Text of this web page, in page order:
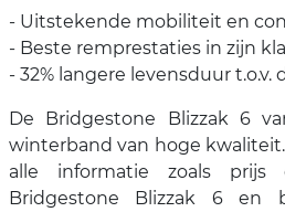
- Uitstekende mobiliteit en
- Beste remprestaties in zijn
- 32% langere levensduur t.o.v.
De Bridgestone Blizzak 6
winterband van hoge
alle informatie zoals
Bridgestone Blizzak 6 en